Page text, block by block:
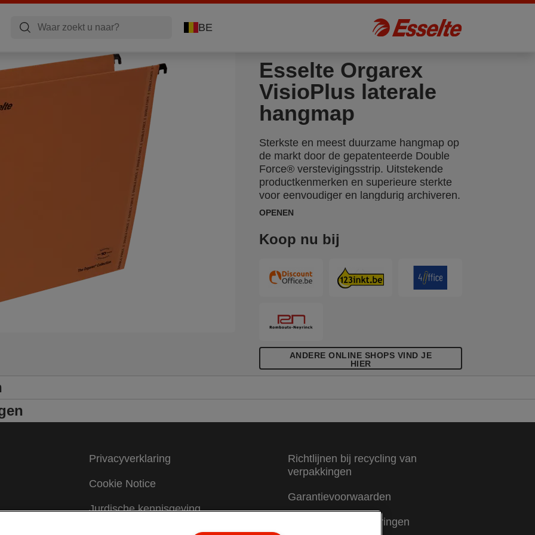
BE
Esselte Orgarex
VisioPlus laterale
hangmap
Sterkste en meest duurzame hangmap op
de markt door de gepatenteerde Double
Force® verstevigingsstrip. Uitstekende
productkenmerken en superieure sterkte
voor eenvoudiger en langdurig archiveren.
OPENEN
Koop nu bij
ANDERE ONLINE SHOPS VIND JE
HIER
Privacyverklaring
Cookie Notice
Jurdische kennisgeving
Richtlijnen bij recycling van
verpakkingen
Garantievoorwaarden
Conformiteitsverklaringen